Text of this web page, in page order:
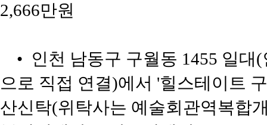
2,666만원
• 인천 남동구 구월동 1455 일대
으로 직접 연결)에서 '힐스테이트
산신탁(위탁사는 예술회관역복합